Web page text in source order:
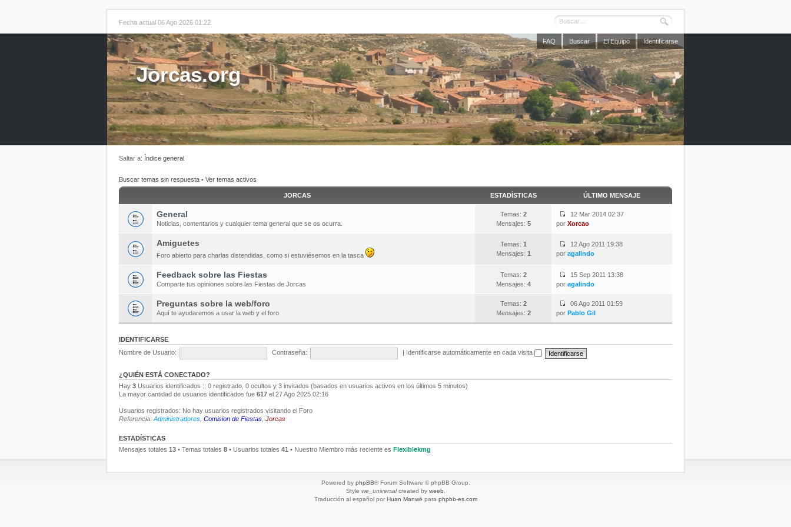
Fecha actual 06 Ago 2026 01:22
FAQ Buscar El Equipo Identificarse
Jorcas.org
Saltar a: Índice general
Buscar temas sin respuesta • Ver temas activos
JORCAS ESTADÍSTICAS ÚLTIMO MENSAJE
General
Noticias, comentarios y cualquier tema general que se os ocurra.
Temas: 2
Mensajes: 5
12 Mar 2014 02:37
por Xorcao
Amiguetes
Foro abierto para charlas distendidas, como si estuviésemos en la tasca
Temas: 1
Mensajes: 1
12 Ago 2011 19:38
por agalindo
Feedback sobre las Fiestas
Comparte tus opiniones sobre las Fiestas de Jorcas
Temas: 2
Mensajes: 4
15 Sep 2011 13:38
por agalindo
Preguntas sobre la web/foro
Aquí te ayudaremos a usar la web y el foro
Temas: 2
Mensajes: 2
06 Ago 2011 01:59
por Pablo Gil
IDENTIFICARSE
Nombre de Usuario:
Contraseña: Identificarse automáticamente en cada visita
¿QUIÉN ESTÁ CONECTADO?
Hay 3 Usuarios identificados :: 0 registrado, 0 ocultos y 3 invitados (basados en usuarios activos en los últimos 5 minutos)
La mayor cantidad de usuarios identificados fue 617 el 27 Ago 2025 02:16
Usuarios registrados: No hay usuarios registrados visitando el Foro
Referencia: Administradores Comision de Fiestas Jorcas
ESTADÍSTICAS
Mensajes totales 13 • Temas totales 8 • Usuarios totales 41 • Nuestro Miembro más reciente es Flexiblekmg
Powered by phpBB® Forum Software © phpBB Group.
Style we_universalcreated by weeb
Traducción al español por Huan Manwë para phpbb-es.com